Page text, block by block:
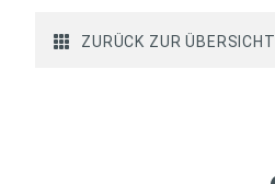
ZURÜCK ZUR ÜBERSICHT